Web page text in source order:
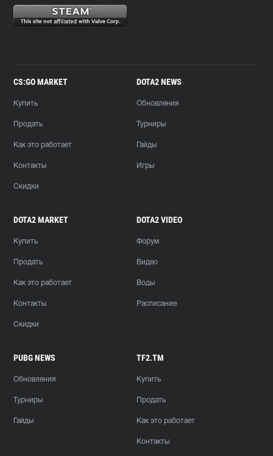
CS:GO MARKET
Купить
Продать
Как это работает
Контакты
Скидки
DOTA2 NEWS
Обновления
Турниры
Гайды
Игры
DOTA2 MARKET
Купить
Продать
Как это работает
Контакты
Скидки
DOTA2 VIDEO
Форум
Видео
Воды
Расписание
PUBG NEWS
Обновления
Турниры
Гайды
TF2.TM
Купить
Продать
Как это работает
Контакты